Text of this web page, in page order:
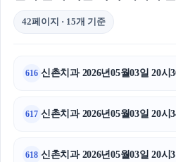
42페이지 · 15개 기준
616 신촌치과 2026년05월03일 20시
617 신촌치과 2026년05월03일 20시
618 신촌치과 2026년05월03일 20시